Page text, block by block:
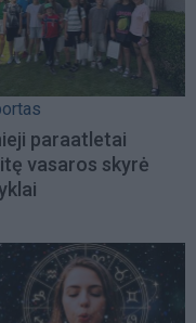
paraatletai
vasaros skyrė